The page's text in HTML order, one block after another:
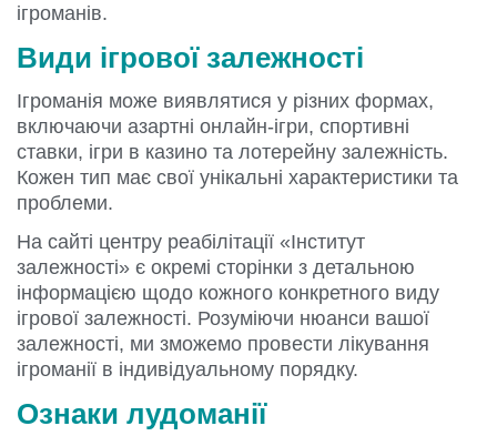
ігроманів.
Види ігрової залежності
Ігроманія може виявлятися у різних формах,
включаючи азартні онлайн-ігри, спортивні
ставки, ігри в казино та лотерейну залежність.
Кожен тип має свої унікальні характеристики та
проблеми.
На сайті центру реабілітації «Інститут
залежності» є окремі сторінки з детальною
інформацією щодо кожного конкретного виду
ігрової залежності. Розуміючи нюанси вашої
залежності, ми зможемо провести лікування
ігроманії в індивідуальному порядку.
Ознаки лудоманії